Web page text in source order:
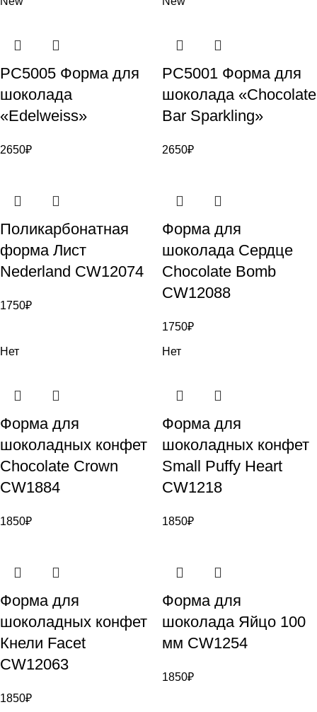
PC5005 Форма для
шоколада
«Edelweiss»
2650₽
PC5001 Форма для
шоколада «Chocolate
Bar Sparkling»
2650₽
Поликарбонатная
форма Лист
Nederland CW12074
1750₽
Форма для
шоколада Сердце
Chocolate Bomb
CW12088
1750₽
Нет
Форма для
шоколадных конфет
Chocolate Crown
CW1884
1850₽
Нет
Форма для
шоколадных конфет
Small Puffy Heart
CW1218
1850₽
Форма для
шоколадных конфет
Кнели Facet
CW12063
1850₽
Форма для
шоколада Яйцо 100
мм CW1254
1850₽